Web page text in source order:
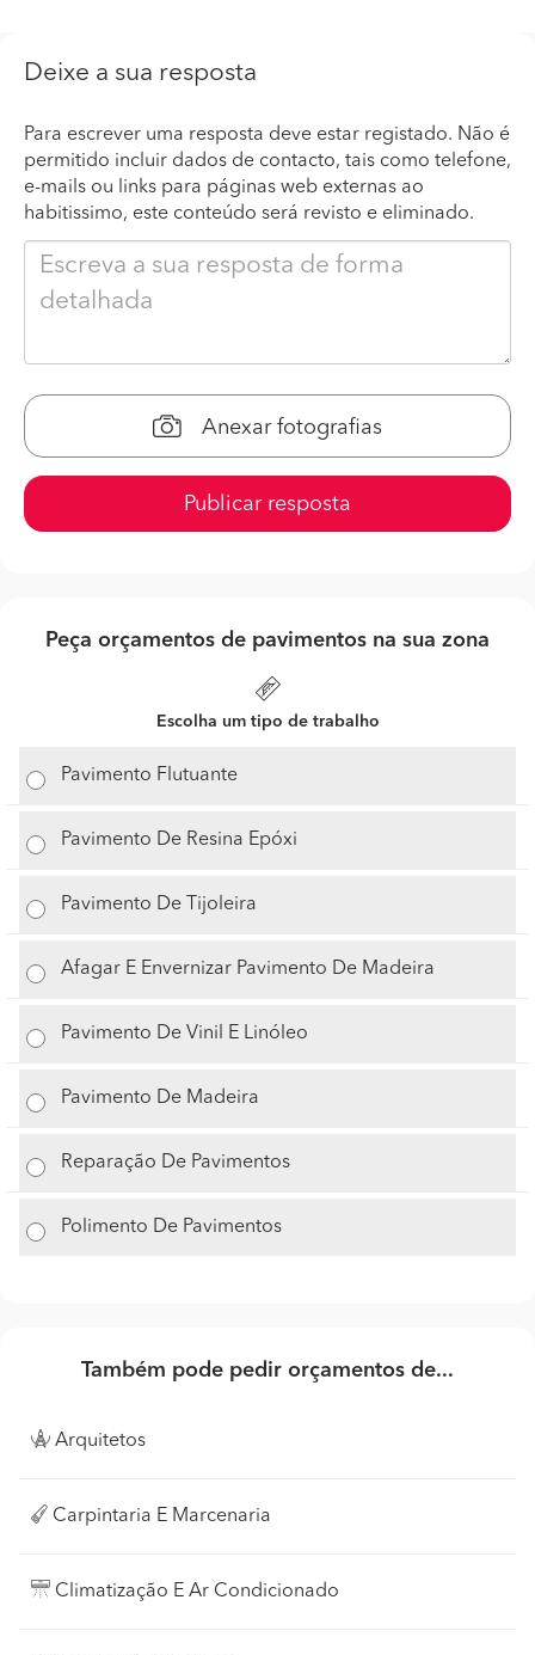
Deixe a sua resposta
Para escrever uma resposta deve estar registado. Não é
permitido incluir dados de contacto, tais como telefone,
e-mails ou links para páginas web externas ao
habitissimo, este conteúdo será revisto e eliminado.
Anexar fotografias
Publicar resposta
Peça orçamentos de pavimentos na sua zona
Escolha um tipo de trabalho
Pavimento Flutuante
Pavimento De Resina Epóxi
Pavimento De Tijoleira
Afagar E Envernizar Pavimento De Madeira
Pavimento De Vinil E Linóleo
Pavimento De Madeira
Reparação De Pavimentos
Polimento De Pavimentos
Também pode pedir orçamentos de...
Arquitetos
Carpintaria E Marcenaria
Climatização E Ar Condicionado